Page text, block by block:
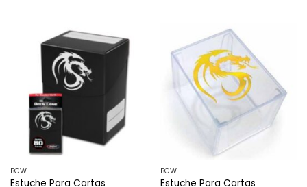
BCW
Estuche Para Cartas
BCW
Estuche Para Cartas